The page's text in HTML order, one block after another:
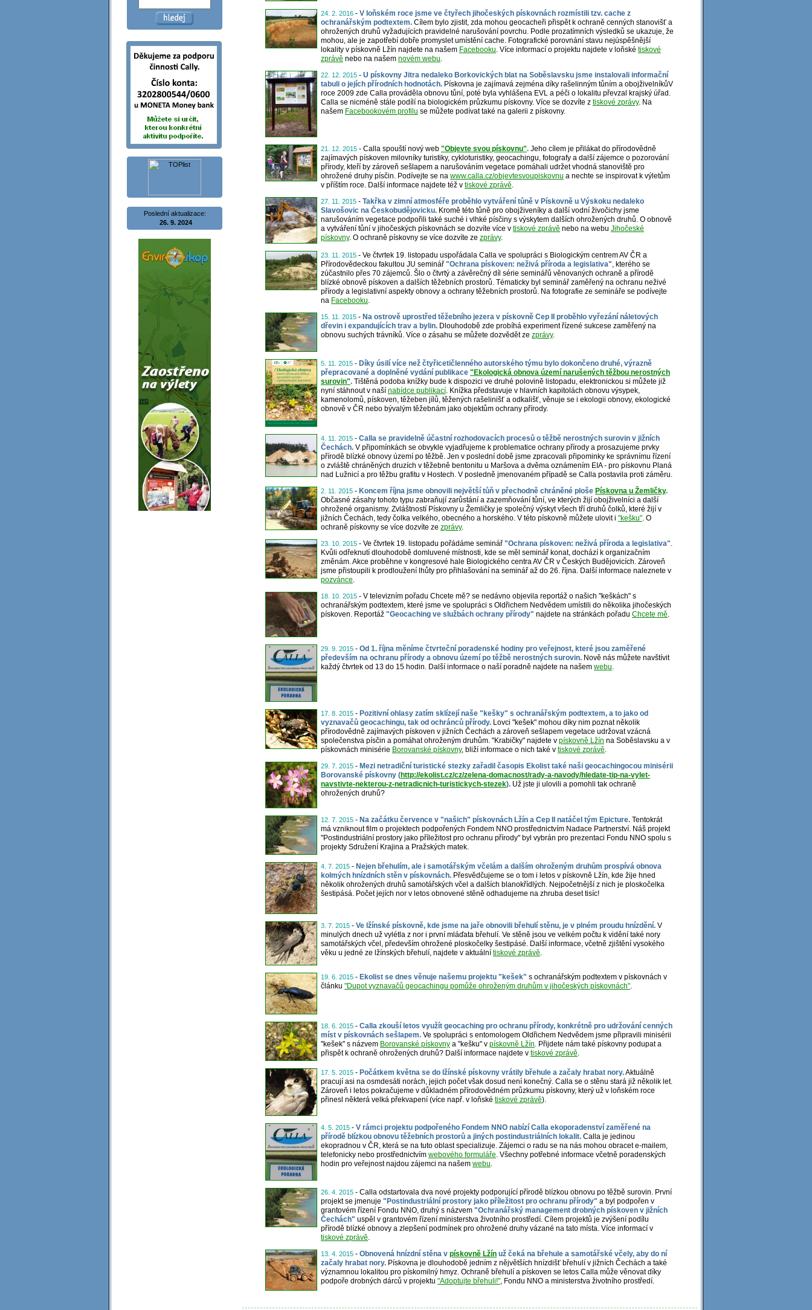
Poslední aktualizace:
26. 9. 2024
24. 2. 2016 - V loňském roce jsme ve čtyřech jihočeských pískovnách rozmístili tzv. cache z
ochranářským podtextem. Cílem bylo zjistit, zda mohou geocacheři přispět k ochraně cenných stanovišť a
ohrožených druhů vyžadujících pravidelné narušování povrchu. Podle prozatímních výsledků se ukazuje, že
mohou, ale je zapotřebí dobře promyslet umístění cache. Fotografické porovnání stavu nejúspěšnější
lokality v pískovně Lžín najdete na našem Facebooku . Více informací o projektu najdete v loňské tiskové
zprávě nebo na našem novém webu
22. 12. 2015 - U pískovny Jitra nedaleko Borkovických blat na Soběslavsku jsme instalovali informační
tabuli o jejích přírodních hodnotách. Pískovna je zajímavá zejména díky rašelinným tůním a obojživelníkůV
roce 2009 zde Calla prováděla obnovu tůní, poté byla vyhlášena EVL a péči o lokalitu převzal krajský úřad.
Calla se nicméně stále podílí na biologickém průzkumu pískovny. Více se dozvíte z tiskové zprávy. Na
našem Facebookovém profilu se můžete podívat také na galerii z pískovny.
21. 12. 2015 - Calla spouští nový web "Objevte svou pískovnu". Jeho cílem je přilákat do přírodovědně
zajímavých pískoven milovníky turistiky, cykloturistiky, geocachingu, fotografy a další zájemce o pozorování
přírody, kteří by zároveň sešlapem a narušováním vegetace pomáhali udržet vhodná stanoviště pro
ohrožené druhy písčin. Podívejte se na www.calla.cz/objevtesvoupiskovnu a nechte se inspirovat k výletům
v příštím roce. Další informace najdete též v tiskové zprávě
27. 11. 2015 - Takřka v zimní atmosféře proběhlo vytváření tůně v Pískovně u Výskoku nedaleko
Slavošovic na Českobudějovicku. Kromě této tůně pro obojživeníky a další vodní živočichy jsme
narušováním vegetace podpořili také suché i vlhké písčiny s výskytem dalších ohrožených druhů. O obnově
a vytváření tůní v jihočeských pískovnách se dozvíte více v tiskové zprávě nebo na webu Jihočeské
pískovny. O ochraně pískovny se více dozvíte ze zprávy.
23. 11. 2015 - Ve čtvrtek 19. listopadu uspořádala Calla ve spolupráci s Biologickým centrem AV ČR a
Přírodovědeckou fakultou JU seminář "Ochrana pískoven: neživá příroda a legislativa" , kterého se
zúčastnilo přes 70 zájemců. Šlo o čtvrtý a závěrečný díl série seminářů věnovaných ochraně a přírodě
blízké obnově pískoven a dalších těžebních prostorů. Tématicky byl seminář zaměřený na ochranu neživé
přírody a legislativní aspekty obnovy a ochrany těžebních prostorů. Na fotografie ze semináře se podívejte
na Facebooku
15. 11. 2015 - Na ostrově uprostřed těžebního jezera v pískovně Cep II proběhlo vyřezání náletových
dřevin i expandujících trav a bylin. Dlouhodobě zde probíhá experiment řízené sukcese zaměřený na
obnovu suchých trávníků. Více o zásahu se můžete dozvědět ze zprávy.
5. 11. 2015 - Díky úsilí více než čtyřicetičlenného autorského týmu bylo dokončeno druhé, výrazně
přepracované a doplněné vydání publikace "Ekologická obnova území narušených těžbou nerostných
surovin". Tištěná podoba knížky bude k dispozici ve druhé polovině listopadu, elektronickou si můžete již
nyní stáhnout v naší nabídce publikací . Knížka představuje v hlavních kapitolách obnovu výsypek,
kamenolomů, pískoven, těžeben jílů, těžených rašelinišť a odkališť, věnuje se i ekologii obnovy, ekologické
obnově v ČR nebo bývalým těžebnám jako objektům ochrany přírody.
4. 11. 2015 - Calla se pravidelně účastní rozhodovacích procesů o těžbě nerostných surovin v jižních
Čechách. V připomínkách se obvykle vyjadřujeme k problematice ochrany přírody a prosazujeme prvky
přírodě blízké obnovy území po těžbě. Jen v poslední době jsme zpracovali připominky ke správnímu řízení
o zvláště chráněných druzích v těžebně bentonitu u Maršova a dvěma oznámením EIA - pro pískovnu Planá
nad Lužnicí a pro těžbu grafitu v Hostech. V posledně jmenovaném případě se Calla postavila proti záměru.
2. 11. 2015 - Koncem října jsme obnovili největší tůň v přechodně chráněné ploše Pískovna u Žemličky.
Občasné zásahy tohoto typu zabraňují zarůstání a zazemňování tůní, ve kterých žijí obojživelníci a další
ohrožené organismy. Zvláštností Pískovny u Žemličky je společný výskyt všech tří druhů čolků, které žijí v
jižních Čechách, tedy čolka velkého, obecného a horského. V této pískovně můžete ulovit i "kešku" . O
ochraně pískovny se více dozvíte ze zprávy.
23. 10. 2015 - Ve čtvrtek 19. listopadu pořádáme seminář "Ochrana pískoven: neživá příroda a legislativa"
Kvůli odřeknutí dlouhodobě domluvené místnosti, kde se měl seminář konat, dochází k organizačním
změnám. Akce proběhne v kongresové hale Biologického centra AV ČR v Českých Budějovicích. Zároveň
jsme přistoupili k prodloužení lhůty pro přihlašování na seminář až do 26. října. Další informace naleznete v
pozvánce
18. 10. 2015 - V televizním pořadu Chcete mě? se nedávno objevila reportáž o našich "keškách" s
ochranářským podtextem, které jsme ve spolupráci s Oldřichem Nedvědem umístili do několika jihočeských
pískoven. Reportáž "Geocaching ve službách ochrany přírody" najdete na stránkách pořadu Chcete mě
29. 9. 2015 - Od 1. října měníme čtvrteční poradenské hodiny pro veřejnost, které jsou zaměřené
především na ochranu přírody a obnovu území po těžbě nerostných surovin. Nově nás můžete navštívit
každý čtvrtek od 13 do 15 hodin. Další informace o naší poradně najdete na našem webu
17. 8. 2015 - Pozitivní ohlasy zatím sklízejí naše "kešky" s ochranářským podtextem, a to jako od
vyznavačů geocachingu, tak od ochránců přírody. Lovci "kešek" mohou díky nim poznat několik
přírodovědně zajímavých pískoven v jižních Čechách a zároveň sešlapem vegetace udržovat vzácná
společenstva písčin a pomáhat ohroženým druhům. "Krabičky" najdete v pískovně Lžín na Soběslavsku a v
pískovnách minisérie Borovanské pískovny, bliží informace o nich také v tiskové zprávě
29. 7. 2015 - Mezi netradiční turistické stezky zařadil časopis Ekolist také naši geocachingocou minisérii
Borovanské pískovny (http://ekolist.cz/cz/zelena-domacnost/rady-a-navody/hledate-tip-na-vylet-
navstivte-nekterou-z-netradicnich-turistickych-stezek). Už jste ji ulovili a pomohli tak ochraně
ohrožených druhů?
12. 7. 2015 - Na začátku července v "našich" pískovnách Lžín a Cep II natáčel tým Epicture. Tentokrát
má vzniknout film o projektech podpořených Fondem NNO prostřednictvím Nadace Partnerství. Náš projekt
"Postindustriální prostory jako příležitost pro ochranu přírody" byl vybrán pro prezentaci Fondu NNO spolu s
projekty Sdružení Krajina a Pražských matek.
4. 7. 2015 - Nejen břehulím, ale i samotářským včelám a dalším ohroženým druhům prospívá obnova
kolmých hnízdních stěn v pískovnách. Přesvědčujeme se o tom i letos v pískovně Lžín, kde žije hned
několik ohrožených druhů samotářských včel a dalších blanokřídlých. Nejpočetnější z nich je ploskočelka
šestipásá. Počet jejích nor v letos obnovené stěně odhadujeme na zhruba deset tisíc!
3. 7. 2015 - Ve lžínské pískovně, kde jsme na jaře obnovili břehulí stěnu, je v plném proudu hnízdění. V
minulých dnech už vylétla z nor i první mláďata břehulí. Ve stěně jsou ve velkém počtu k vidění také nory
samotářských včel, především ohrožené ploskočelky šestipásé. Další informace, včetně zjištění vysokého
věku u jedné ze lžínských břehulí, najdete v aktuální tiskové zprávě
19. 6. 2015 - Ekolist se dnes věnuje našemu projektu "kešek" s ochranářským podtextem v pískovnách v
článku "Dupot vyznavačů geocachingu pomůže ohroženým druhům v jihočeských pískovnách"
18. 6. 2015 - Calla zkouší letos využít geocaching pro ochranu přírody, konkrétně pro udržování cenných
míst v pískovnách sešlapem. Ve spolupráci s entomologem Oldřichem Nedvědem jsme připravili minisérii
"kešek" s názvem Borovanské pískovny a "kešku" v pískovně Lžín . Přijdete nám také pískovny podupat a
přispět k ochraně ohrožených druhů? Další informace najdete v tiskové zprávě
17. 5. 2015 - Počátkem května se do lžínské pískovny vrátily břehule a začaly hrabat nory.Aktuálně
pracují asi na osmdesáti norách, jejich počet však dosud není konečný. Calla se o stěnu stará již několik let.
Zároveň i letos pokračujeme v důkladném přírodovědném průzkumu pískovny, který už v loňském roce
přinesl některá velká překvapení (více např. v loňské tiskové zprávě).
4. 5. 2015 - V rámci projektu podpořeného Fondem NNO nabízí Calla ekoporadenství zaměřené na
přírodě blízkou obnovu těžebních prostorů a jiných postindustriálních lokalit. Calla je jedinou
ekopradnou v ČR, která se na tuto oblast specializuje. Zájemci o radu se na nás mohou obracet e-mailem,
telefonicky nebo prostřednictvím webového formuláře . Všechny potřebné informace včetně poradenských
hodin pro veřejnost najdou zájemci na našem webu
26. 4. 2015 - Calla odstartovala dva nové projekty podporující přírodě blízkou obnovu po těžbě surovin. První
projekt se jmenuje "Postindustriální prostory jako příležitost pro ochranu přírody" a byl podpořen v
grantovém řízení Fondu NNO, druhý s názvem "Ochranářský management drobných pískoven v jižních
Čechách" uspěl v grantovém řízení ministerstva životního prostředí. Cílem projektů je zvýšení podílu
přírodě blízké obnovy a zlepšení podmínek pro ohrožené druhy vázané na tato místa. Více informací v
tiskové zprávě
13. 4. 2015 - Obnovená hnízdní stěna v pískovně Lžín už čeká na břehule a samotářské včely, aby do ní
začaly hrabat nory. Pískovna je dlouhodobě jedním z nějvětších hnízdišť břehulí v jižních Čechách a také
významnou lokalitou pro pískomilný hmyz. Ochraně břehulí a pískoven se letos Calla může věnovat díky
podpoře drobných dárců v projektu "Adoptujte břehuli!" , Fondu NNO a ministerstva životního prostředí.